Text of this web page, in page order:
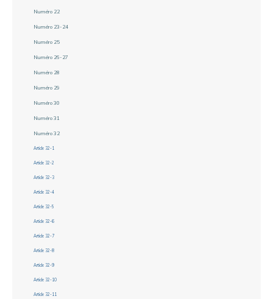
Numéro 22
Numéro 23-24
Numéro 25
Numéro 26-27
Numéro 28
Numéro 29
Numéro 30
Numéro 31
Numéro 32
Article 32-1
Article 32-2
Article 32-3
Article 32-4
Article 32-5
Article 32-6
Article 32-7
Article 32-8
Article 32-9
Article 32-10
Article 32-11